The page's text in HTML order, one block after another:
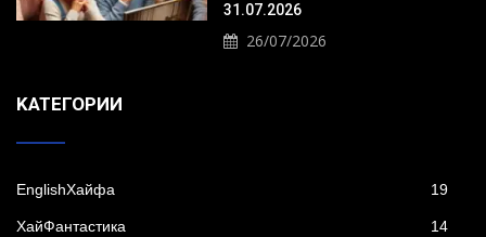
31.07.2026
26/07/2026
KАТЕГОРИИ
EnglishХайфа 19
XайФантастика 14